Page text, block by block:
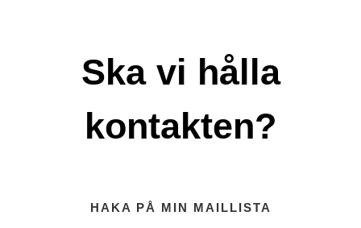
Ska vi hålla
kontakten?
HAKA PÅ MIN MAILLISTA